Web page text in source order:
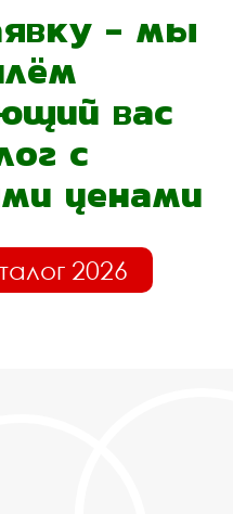
- мы
вас
с
ценами
2026